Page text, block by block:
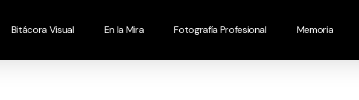
Bitácora Visual En la Mira Fotografía Profesional Memoria